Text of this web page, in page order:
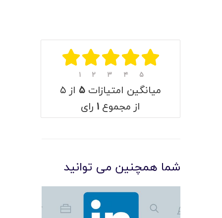
۱ ۲ ۳ ۴ ۵
میانگین امتیازات ۵ از ۵
از مجموع ۱ رای
شما همچنین می توانید